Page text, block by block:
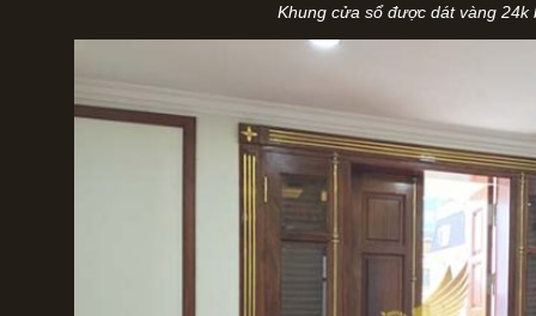
Khung cửa sổ được dát vàng 24k